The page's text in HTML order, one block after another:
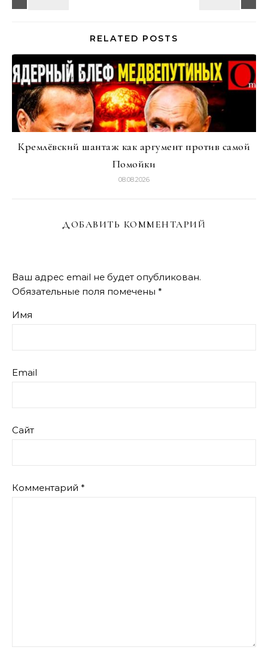
RELATED POSTS
Кремлёвский шантаж как аргумент против самой
Помойки
08.08.2026
ДОБАВИТЬ КОММЕНТАРИЙ
Ваш адрес email не будет опубликован.
Обязательные поля помечены *
Имя
Email
Сайт
Комментарий *